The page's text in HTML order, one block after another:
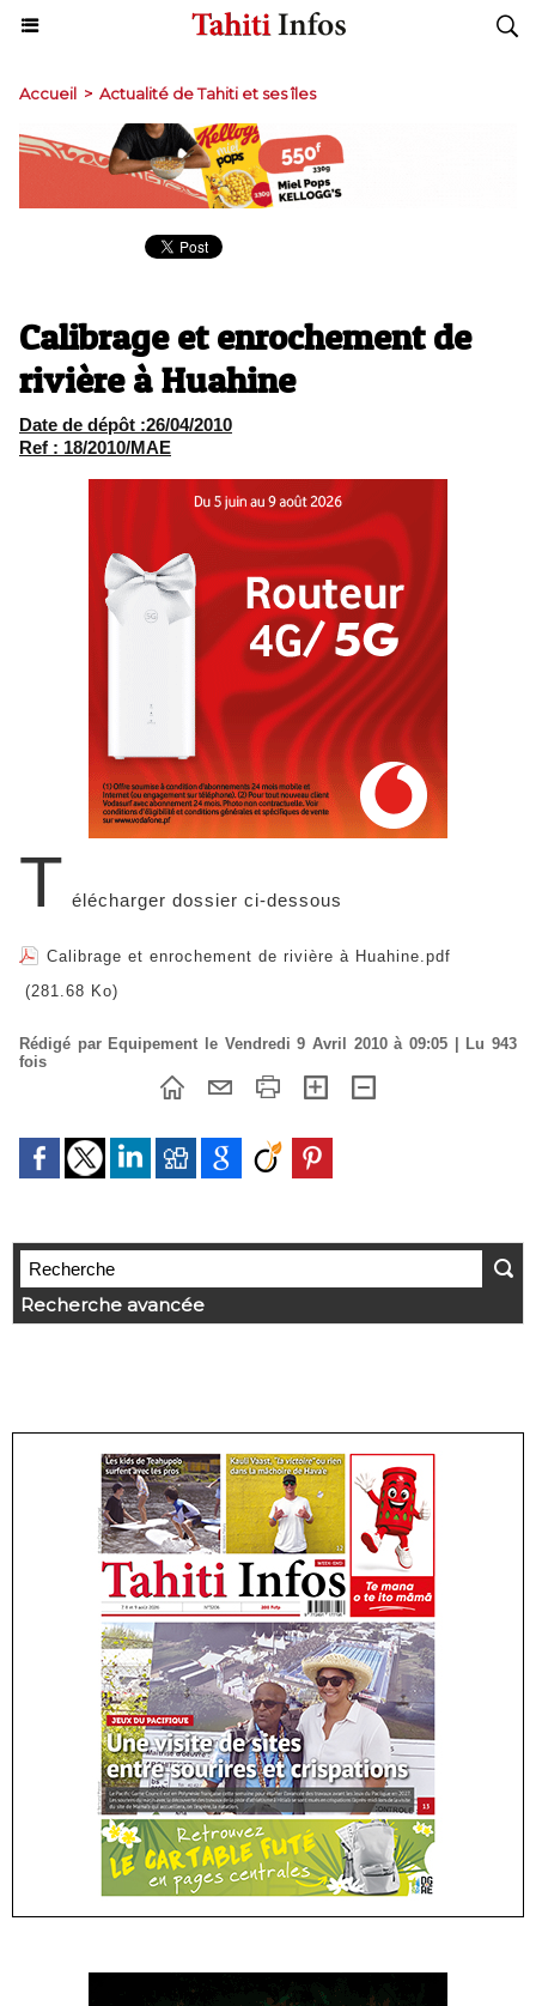
Accueil > Actualité de Tahiti et ses îles
Calibrage et enrochement de
rivière à Huahine
Date de dépôt :26/04/2010
Ref : 18/2010/MAE
T élécharger dossier ci-dessous
Calibrage et enrochement de rivière à Huahine.pdf
(281.68 Ko)
Rédigé par Equipement le Vendredi 9 Avril 2010 à 09:05 | Lu 943
fois
Recherche avancée